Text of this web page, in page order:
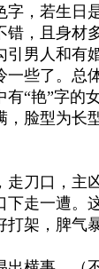
字，若生日
错，且身材
引男人和有
一些了。总
“艳”字的
，脸型为长
走刀口，主
下走一遭。
架，脾气